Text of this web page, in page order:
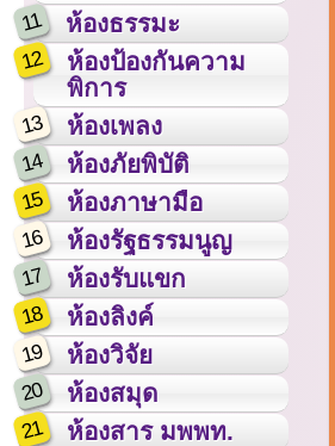
11 ห้องธรรมะ
12
ห้องป้องกันความ
พิการ
13 ห้องเพลง
14 ห้องภัยพิบัติ
15 ห้องภาษามือ
16 ห้องรัฐธรรมนูญ
17 ห้องรับแขก
18 ห้องลิงค์
19 ห้องวิจัย
20 ห้องสมุด
21 ห้องสาร มพพท.